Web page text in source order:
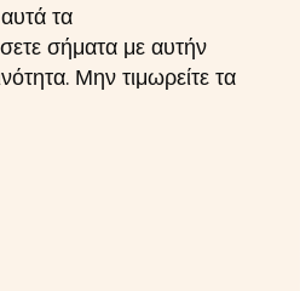
τα
σήματα με αυτήν
Μην τιμωρείτε τα